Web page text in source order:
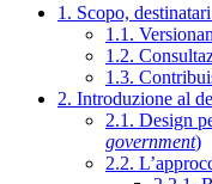
1. Scopo,
1.1.
1.2.
1.3.
2. Introduzione al
2.1. Design
government)
2.2.